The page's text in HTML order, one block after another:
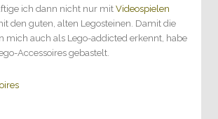
ich dann nicht nur mit Videospielen
den guten, alten Legosteinen. Damit die
mich auch als Lego-addicted erkennt, habe
Accessoires gebastelt.